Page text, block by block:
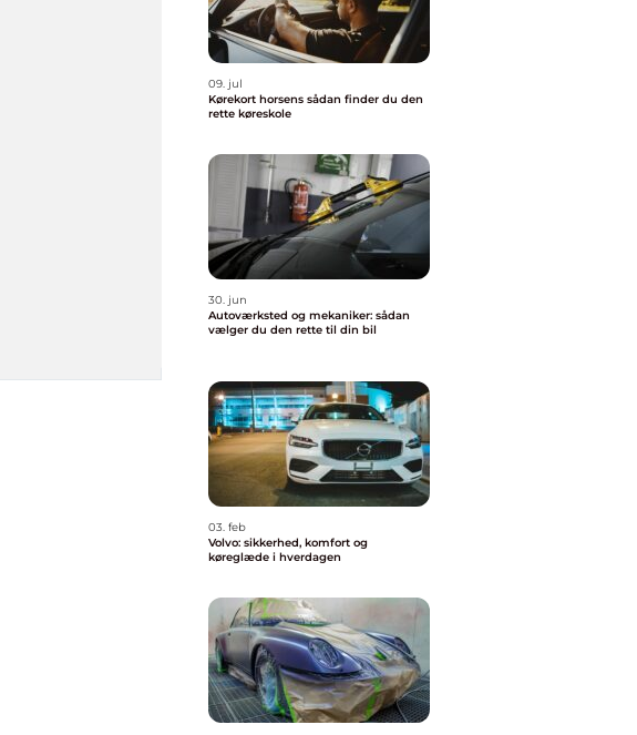
09. jul
Kørekort horsens sådan finder du den
rette køreskole
30. jun
Autoværksted og mekaniker: sådan
vælger du den rette til din bil
03. feb
Volvo: sikkerhed, komfort og
køreglæde i hverdagen